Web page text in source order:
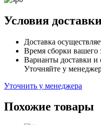
Условия
Доставка
Время сборки вашего
Варианты доставки и
Уточняйте у
Уточнить у менеджера
Похожие товары